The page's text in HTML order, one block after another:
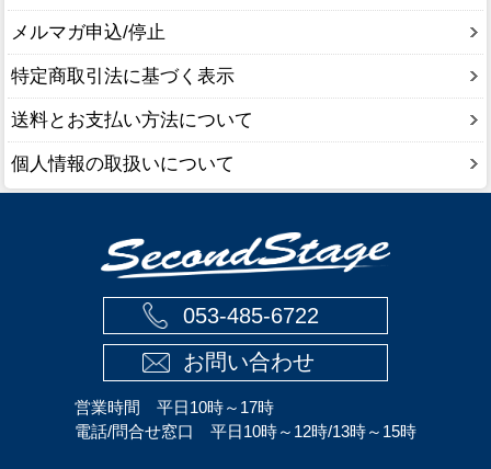
メルマガ申込/停止
特定商取引法に基づく表示
送料とお支払い方法について
個人情報の取扱いについて
053-485-6722
お問い合わせ
営業時間 平日10時～17時
電話/問合せ窓口 平日10時～12時/13時～15時